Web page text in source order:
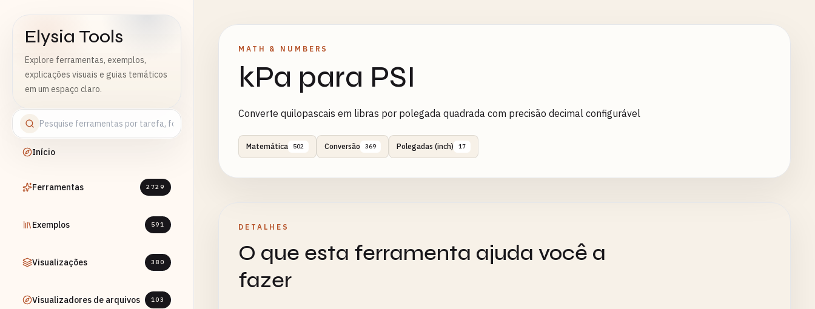
Elysia Tools
Explore ferramentas, exemplos,
explicações visuais e guias temáticos
em um espaço claro.
Início
Ferramentas 2729
Exemplos 591
Visualizações 380
Visualizadores de arquivos 103
MATH & NUMBERS
kPa para PSI
Converte quilopascais em libras por polegada quadrada com precisão decimal configurável
Matemática 502 Conversão 369 Polegadas (inch) 17
DETALHES
O que esta ferramenta ajuda você a
fazer